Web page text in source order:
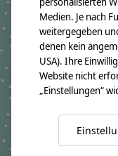
Ergobag
€69,90 -
*Inkl. MwSt.
Medien. Je nach
weitergegeben
denen kein
USA). Ihre
Website nicht
„Einstellungen“